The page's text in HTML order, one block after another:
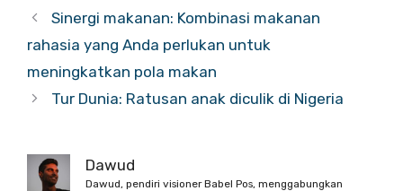
Sinergi makanan: Kombinasi makanan
rahasia yang Anda perlukan untuk
meningkatkan pola makan
Tur Dunia: Ratusan anak diculik di Nigeria
Dawud
Dawud, pendiri visioner Babel Pos, menggabungkan